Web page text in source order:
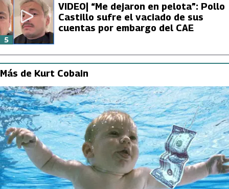
VIDEO| “Me dejaron en pelota”: Pollo
Castillo sufre el vaciado de sus
cuentas por embargo del CAE
5
Más de Kurt Cobain